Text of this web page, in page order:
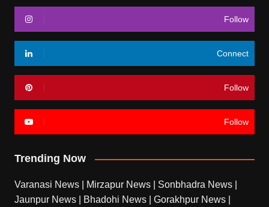
Follow
Connect
Follow
Follow
Trending Now
Varanasi News Mirzapur News Sonbhadra News
Jaunpur News
Bhadohi News Gorakhpur News